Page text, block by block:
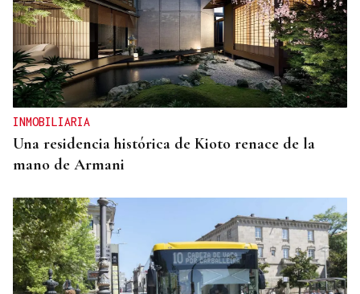
No es un adiós, es un hasta siempre, querida Marila
INMOBILIARIA
Una residencia histórica de Kioto renace de la
mano de Armani